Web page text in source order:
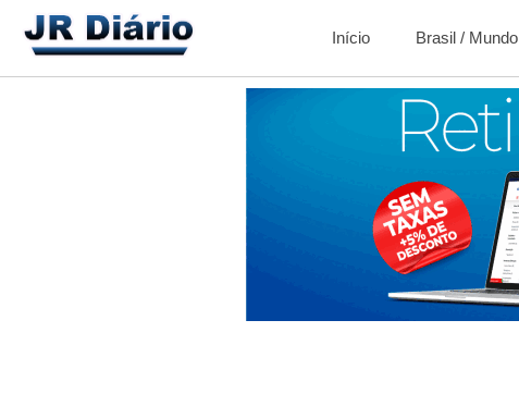
Início Brasil / Mundo